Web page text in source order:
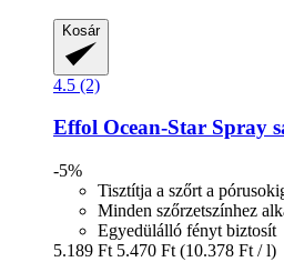
Kosár
4.5 (2)
Effol Ocean-​Star Spray
-5%
Tisztítja a szőrt a
Minden szőrzetszínhez
Egyedülálló fényt biztosít
5.189 Ft 5.470 Ft (10.378 Ft / l)